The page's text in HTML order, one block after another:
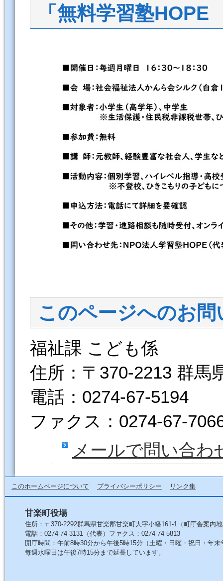
「無料学習塾
このページへのお問
福祉課 こども係
住所：〒370-2213 群馬
電話：0274-67-5194
ファクス：0274-67-
メールで問い合わ
このホームページについて プライバシーポリシー リンク集
甘楽町役場
住所：〒370-2292群馬県甘楽郡甘楽町大字小幡161-1（町庁舎案内
電話：0274-74-3131（代表）ファクス：0274-74-5813
開庁時間：午前8時30分から午後5時15分（土曜・日曜・祝日・年末
毎週水曜日は午後7時15分まで延長しています。